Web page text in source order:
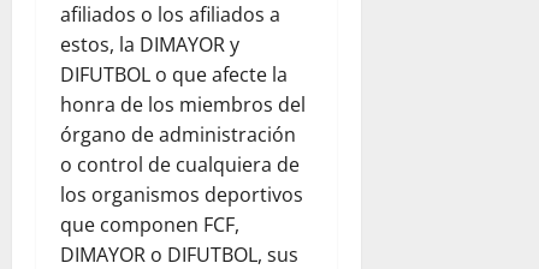
afiliados o los afiliados a
estos, la DIMAYOR y
DIFUTBOL o que afecte la
honra de los miembros del
órgano de administración
o control de cualquiera de
los organismos deportivos
que componen FCF,
DIMAYOR o DIFUTBOL, sus